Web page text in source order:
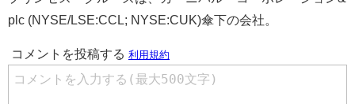
plc (NYSE/LSE:CCL; NYSE:CUK)傘下の会社。